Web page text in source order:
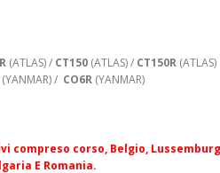
(ATLAS) / CT150 (ATLAS) / CT150R (ATLAS)
(YANMAR) / CO6R (YANMAR)
corso, Belgio,
E Romania.